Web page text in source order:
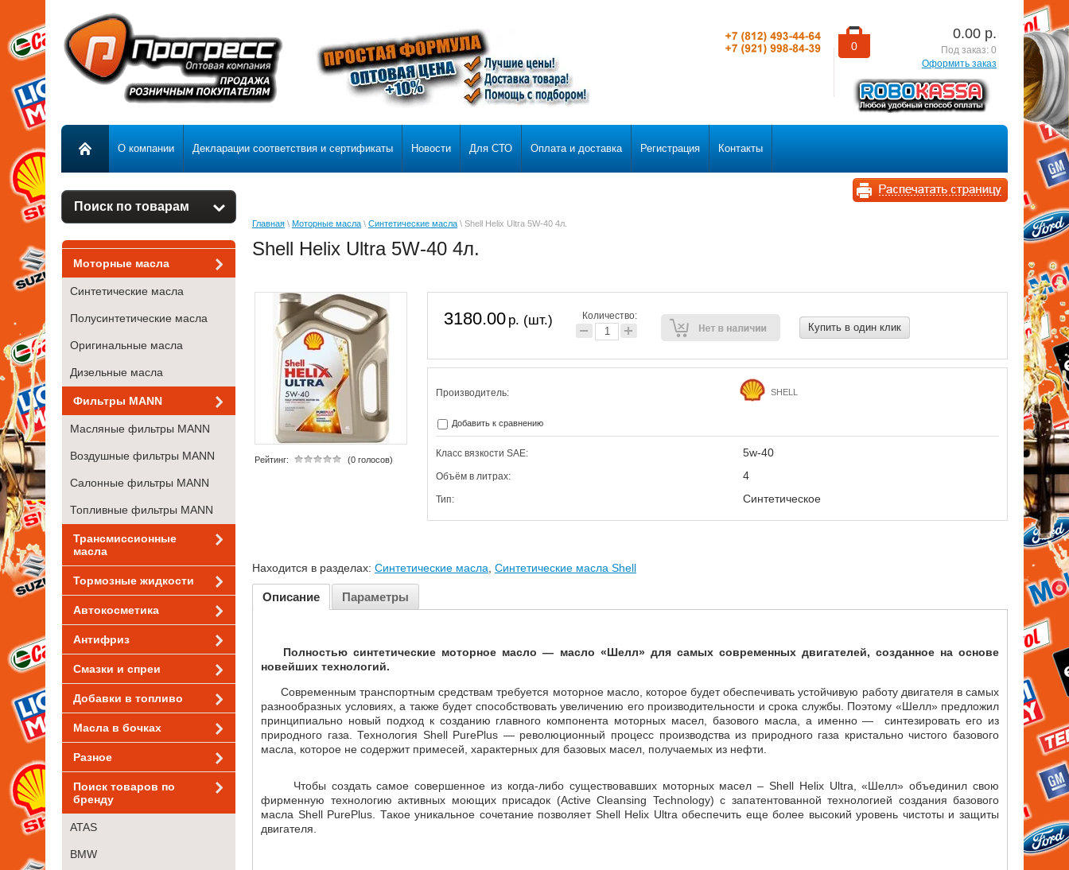
0
0.00 р.
Под заказ: 0
Оформить заказ
О компании Декларации соответствия и сертификаты Новости Для СТО Оплата и доставка Регистрация Контакты
Поиск по товарам
Моторные масла
Синтетические масла
Полусинтетические масла
Оригинальные масла
Дизельные масла
Фильтры MANN
Масляные фильтры MANN
Воздушные фильтры MANN
Салонные фильтры MANN
Топливные фильтры MANN
Трансмиссионные
масла
Тормозные жидкости
Автокосметика
Антифриз
Смазки и спреи
Добавки в топливо
Масла в бочках
Разное
Поиск товаров по
бренду
ATAS
BMW
Главная \ Моторные масла \ Синтетические масла \ Shell Helix Ultra 5W-40 4л.
Shell Helix Ultra 5W-40 4л.
Рейтинг: (0 голосов)
3180.00 р. (шт.) Количество:
Купить в один клик
Производитель: SHELL
Добавить к сравнению
Класс вязкости SAE: 5w-40
Объём в литрах: 4
Тип: Синтетическое
Находится в разделах: Синтетические масла Синтетические масла Shell
Описание Параметры
Полностью синтетические моторное масло — масло «Шелл» для самых современных двигателей, созданное на основе
новейших технологий.
Современным транспортным средствам требуется моторное масло, которое будет обеспечивать устойчивую работу двигателя в самых
разнообразных условиях, а также будет способствовать увеличению его производительности и срока службы. Поэтому «Шелл» предложил
принципиально новый подход к созданию главного компонента моторных масел, базового масла, а именно — синтезировать его из
природного газа. Технология Shell PurePlus — революционный процесс производства из природного газа кристально чистого базового
масла, которое не содержит примесей, характерных для базовых масел, получаемых из нефти.
Чтобы создать самое совершенное из когда-либо существовавших моторных масел – Shell Helix Ultra, «Шелл» объединил свою
фирменную технологию активных моющих присадок (Active Cleansing Technology) с запатентованной технологией создания базового
масла Shell PurePlus. Такое уникальное сочетание позволяет Shell Helix Ultra обеспечить еще более высокий уровень чистоты и защиты
двигателя.